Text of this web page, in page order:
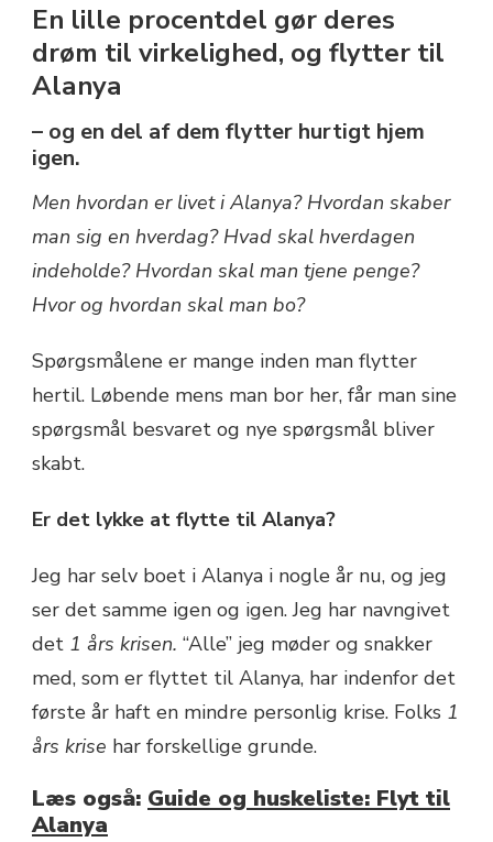
En lille procentdel gør deres
drøm til virkelighed, og flytter til
Alanya
– og en del af dem flytter hurtigt hjem
igen.
Men hvordan er livet i Alanya? Hvordan skaber
man sig en hverdag? Hvad skal hverdagen
indeholde? Hvordan skal man tjene penge?
Hvor og hvordan skal man bo?
Spørgsmålene er mange inden man flytter
hertil. Løbende mens man bor her, får man sine
spørgsmål besvaret og nye spørgsmål bliver
skabt.
Er det lykke at flytte til Alanya?
Jeg har selv boet i Alanya i nogle år nu, og jeg
ser det samme igen og igen. Jeg har navngivet
det 1 års krisen. “Alle” jeg møder og snakker
med, som er flyttet til Alanya, har indenfor det
første år haft en mindre personlig krise. Folks 1
års krise har forskellige grunde.
Læs også: Guide og huskeliste: Flyt til
Alanya